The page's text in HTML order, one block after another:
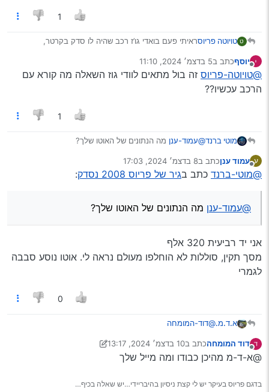
1
ט טויוטה פריוסראיתי פעם בואדי גו’ז רכב שהיה לו סדק בקרטר,
אפוקסי, לקח 100 שקל.
מנותק
יוסףכתב ב5 בדצמ׳ 2024, 11:10
נערך לאחרונה על ידי
@טויוטה-פריוס זה בול מתאים לוודי גוז השאלה מה קורא עם
הרכב עכשיו??
1
מוטי ברנד@עמוד-ענן מה הנתונים של האוטו שלך?
ע
מנותק
עמוד ענןכתב ב8 בדצמ׳ 2024, 17:03
נערך לאחרונה על ידי
@מוטי-ברנד כתב בגיר של פריוס 2008 נסדק :
@עמוד-ענן מה הנתונים של האוטו שלך?
אני יד רביעית 320 אלף
מסך תקין, סוללות לא הוחלפו מעולם נראה לי. אוטו נוסע סבבה
לגמרי
0
א.ד.מ.@דוד-המומחה
1 קונקטור נורת איתות דופן קדמית
2 מפתח מקורי
4 מסך מרכזי לא שרוף.
דוד המומחהכתב ב10 בדצמ׳ 2024, 13:17
נערך לאחרונה על ידי Klonimoos12 באוק׳ 2024, 13:41
@א-ד-מ מהיכן כבודו ומה מייל שלך
בדגם פריוס בעיקר יש לי קצת ניסיון בהיבריידי…יש שאלה בכיף…